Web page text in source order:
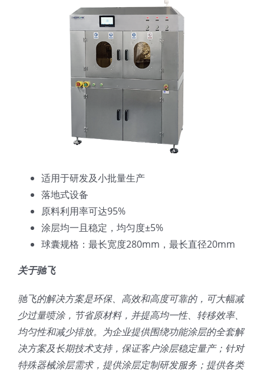
适用于研发及小批量生产
落地式设备
原料利用率可达95%
涂层均一且稳定，均匀度±5%
球囊规格：最长宽度280mm，最长直径20mm
关于驰飞
驰飞的解决方案是环保、高效和高度可靠的，可大幅减
少过量喷涂，节省原材料，并提高均一性、转移效率、
均匀性和减少排放。为企业提供围绕功能涂层的全套解
决方案及长期技术支持，保证客户涂层稳定量产；针对
特殊器械涂层需求，提供涂层定制研发服务；提供各类